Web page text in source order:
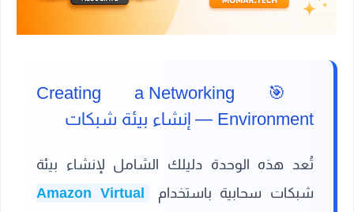
🎯 Creating a Networking
Environment — إنشاء بيئة شبكات
تُعد هذه الوحدة دليلك الشامل لإنشاء بيئة
شبكات سحابية باستخدام
Amazon Virtual